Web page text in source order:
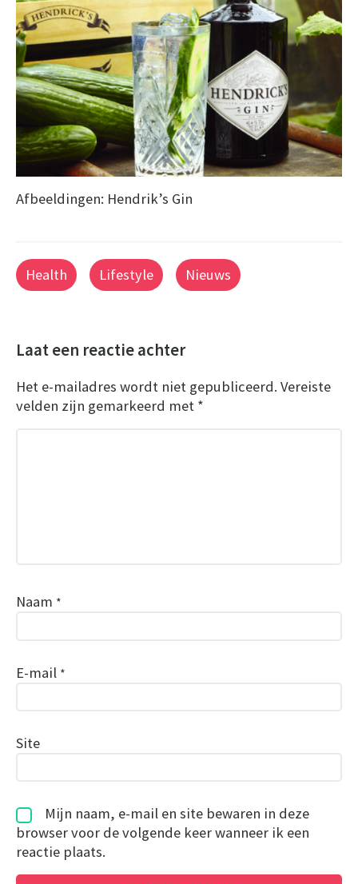
Afbeeldingen: Hendrik’s Gin
Health Lifestyle Nieuws
Laat een reactie achter
Het e-mailadres wordt niet gepubliceerd. Vereiste
velden zijn gemarkeerd met *
Naam *
E-mail *
Site
Mijn naam, e-mail en site bewaren in deze
browser voor de volgende keer wanneer ik een
reactie plaats.